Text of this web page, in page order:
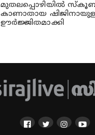
മുതലപ്പൊഴിയില്‍
കാണാതായ
ഊര്‍ജ്ജിതമാക്കി